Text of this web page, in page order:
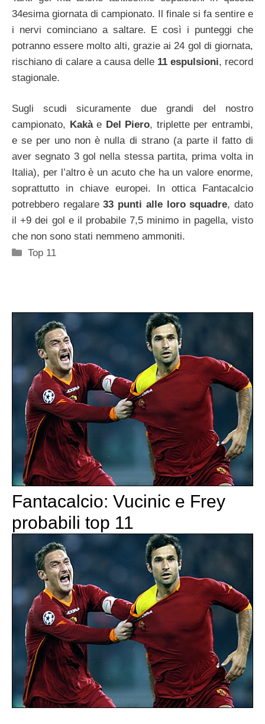
34esima giornata di campionato. Il finale si fa sentire e
i nervi cominciano a saltare. E così i punteggi che
potranno essere molto alti, grazie ai 24 gol di giornata,
rischiano di calare a causa delle 11 espulsioni, record
stagionale.
Sugli scudi sicuramente due grandi del nostro
campionato, Kakàe Del Piero, triplette per entrambi,
e se per uno non è nulla di strano (a parte il fatto di
aver segnato 3 gol nella stessa partita, prima volta in
Italia), per l’altro è un acuto che ha un valore enorme,
soprattutto in chiave europei. In ottica Fantacalcio
potrebbero regalare33 punti alle loro squadre, dato
il +9 dei gol e il probabile 7,5 minimo in pagella, visto
che non sono stati nemmeno ammoniti.
Categorie
Top 11
Fantacalcio: Vucinic e Frey
probabili top 11